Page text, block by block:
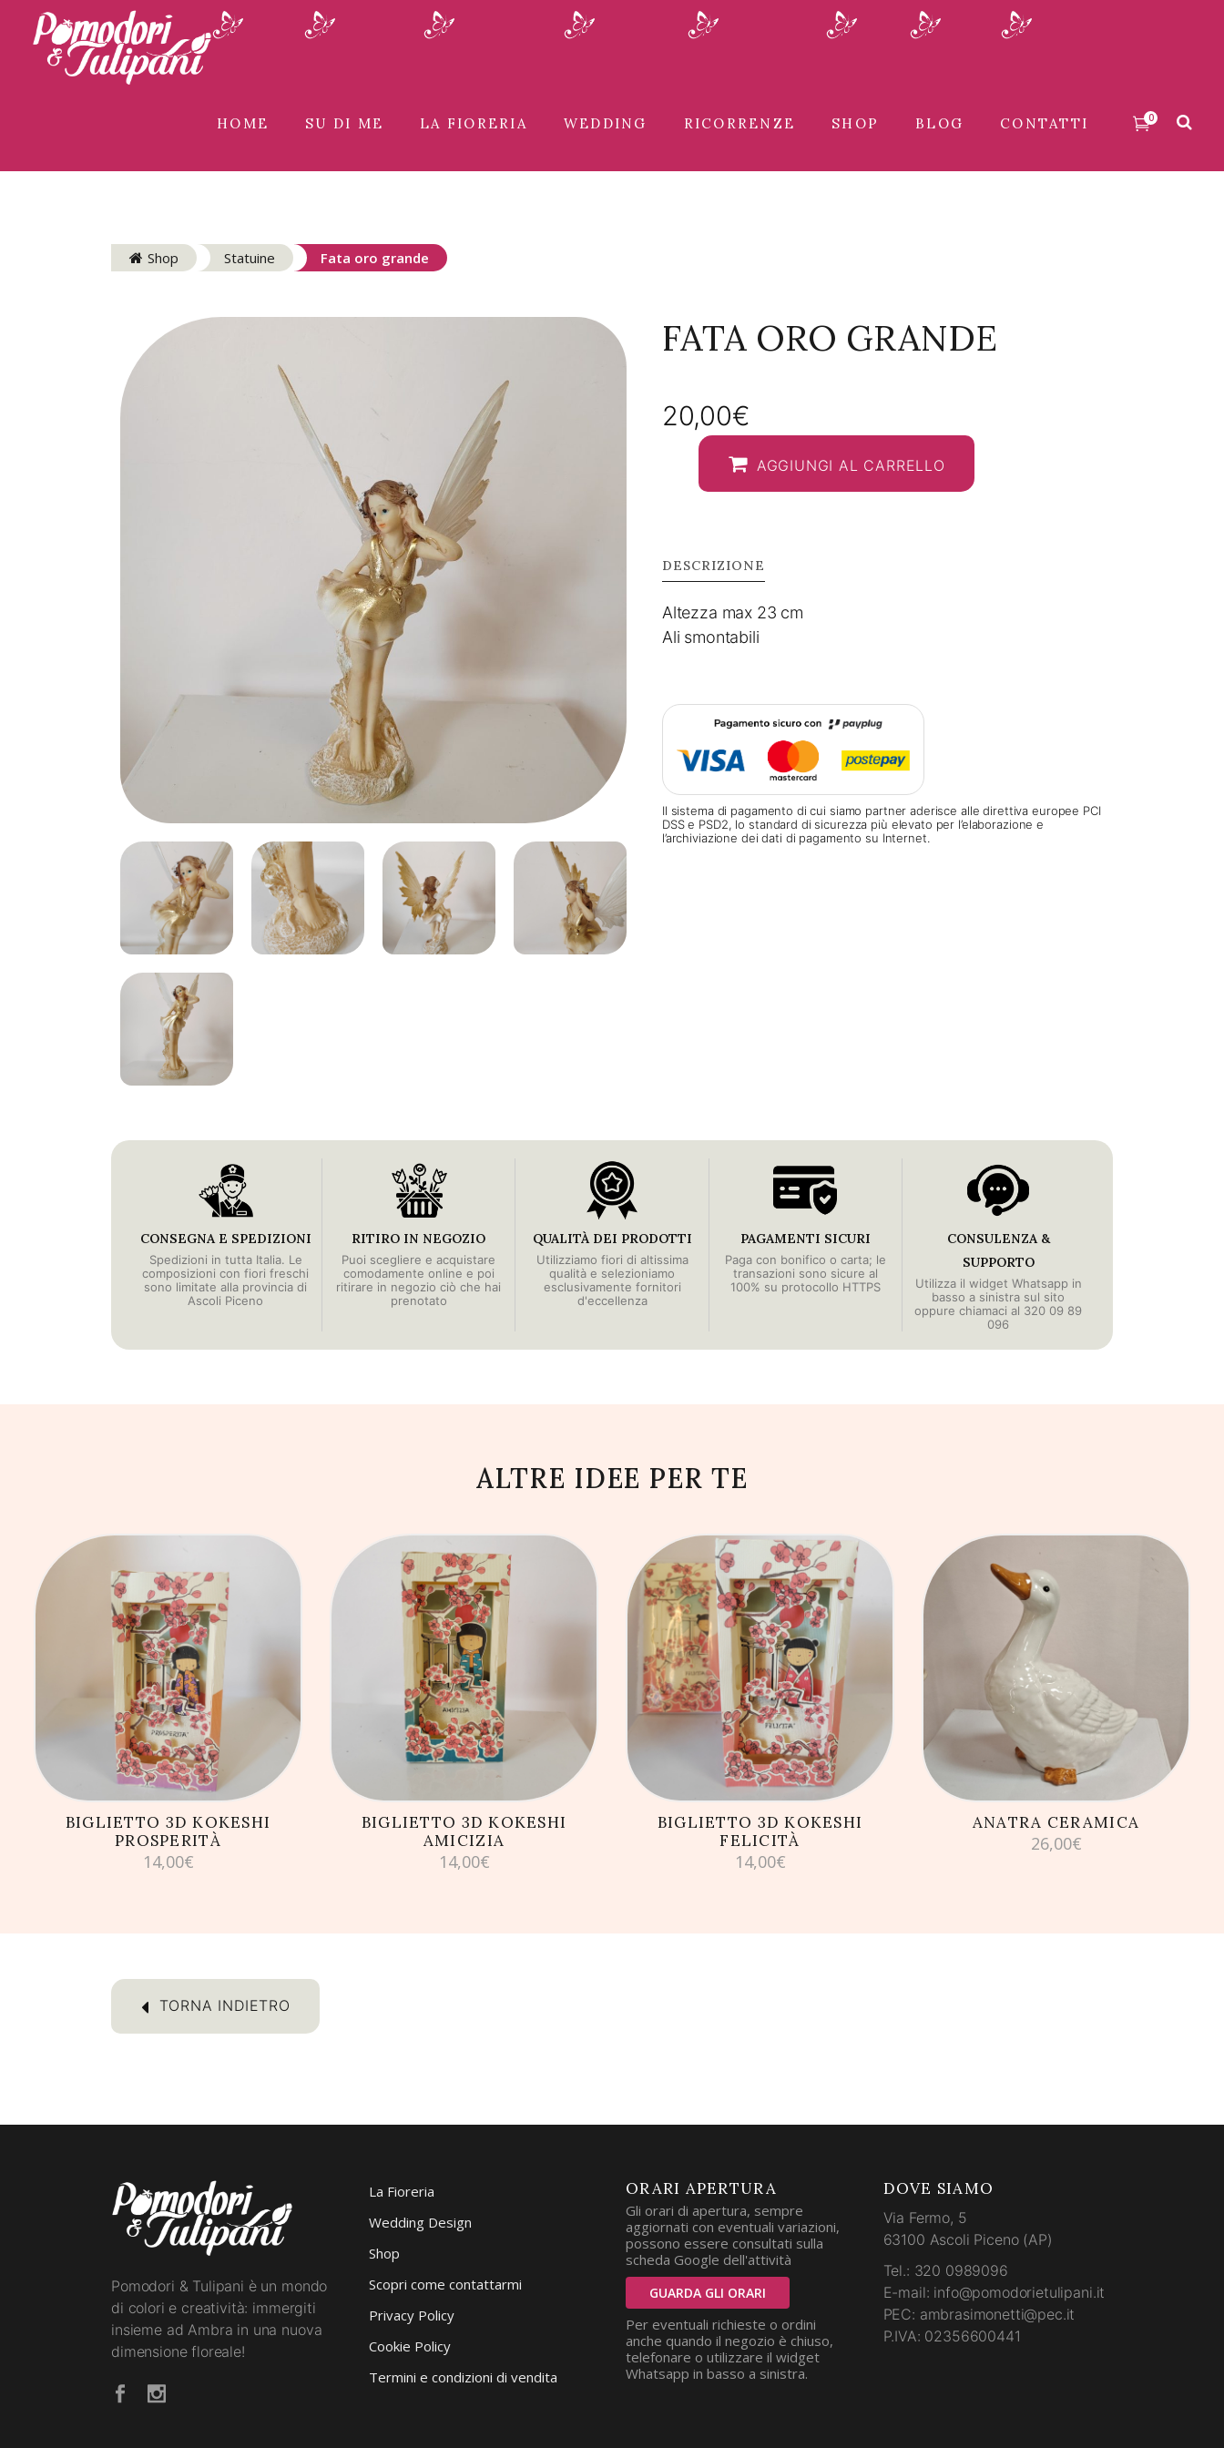
HOME SU DI ME LA FIORERIA WEDDING RICORRENZE SHOP BLOG CONTATTI 0
Shop Statuine Fata oro grande
FATA ORO GRANDE
20,00€
AGGIUNGI AL CARRELLO
DESCRIZIONE
Altezza max 23 cm
Ali smontabili
Il sistema di pagamento di cui siamo partner aderisce alle direttiva europee PCI
DSS e PSD2, lo standard di sicurezza più elevato per l’elaborazione e
l’archiviazione dei dati di pagamento su Internet.
CONSEGNA E SPEDIZIONI
Spedizioni in tutta Italia. Le
composizioni con fiori freschi
sono limitate alla provincia di
Ascoli Piceno
RITIRO IN NEGOZIO
Puoi scegliere e acquistare
comodamente online e poi
ritirare in negozio ciò che hai
prenotato
QUALITÀ DEI PRODOTTI
Utilizziamo fiori di altissima
qualità e selezioniamo
esclusivamente fornitori
d'eccellenza
PAGAMENTI SICURI
Paga con bonifico o carta; le
transazioni sono sicure al
100% su protocollo HTTPS
CONSULENZA &
SUPPORTO
Utilizza il widget Whatsapp in
basso a sinistra sul sito
oppure chiamaci al 320 09 89
096
ALTRE IDEE PER TE
AGGIUNGI AL CARRELLO
BIGLIETTO 3D KOKESHI
PROSPERITÀ
14,00€
AGGIUNGI AL CARRELLO
BIGLIETTO 3D KOKESHI
AMICIZIA
14,00€
AGGIUNGI AL CARRELLO
BIGLIETTO 3D KOKESHI
FELICITÀ
14,00€
AGGIUNGI AL CARRELLO
ANATRA CERAMICA
26,00€
TORNA INDIETRO
Pomodori & Tulipani è un mondo
di colori e creatività: immergiti
insieme ad Ambra in una nuova
dimensione floreale!
La Fioreria
Wedding Design
Shop
Scopri come contattarmi
Privacy Policy
Cookie Policy
Termini e condizioni di vendita
ORARI APERTURA
Gli orari di apertura, sempre
aggiornati con eventuali variazioni,
possono essere consultati sulla
scheda Google dell'attività
GUARDA GLI ORARI
Per eventuali richieste o ordini
anche quando il negozio è chiuso,
telefonare o utilizzare il widget
Whatsapp in basso a sinistra.
DOVE SIAMO
Via Fermo, 5
63100 Ascoli Piceno (AP)
Tel.: 320 0989096
E-mail: info@pomodorietulipani.it
PEC: ambrasimonetti@pec.it
P.IVA: 02356600441